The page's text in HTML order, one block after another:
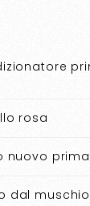
rosa​​
nuovo
dal muschio​​